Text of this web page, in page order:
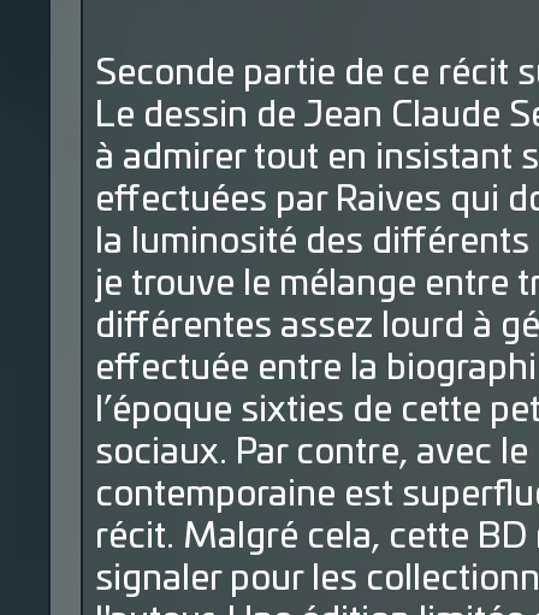
Seconde partie de ce récit
Le dessin de Jean Claude
à admirer tout en insistant
effectuées par Raives qui
la luminosité des
je trouve le mélange entre
différentes assez lourd à
effectuée entre la
l’époque sixties de cette
sociaux. Par contre, avec
contemporaine est
récit. Malgré cela, cette BD
signaler pour les